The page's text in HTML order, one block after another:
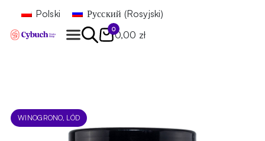
Polski Русский (Rosyjski)
0
0,00 zł
WINOGRONO, LÓD